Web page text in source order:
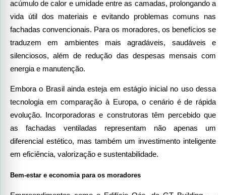
acúmulo de calor e umidade entre as camadas, prolongando a
vida útil dos materiais e evitando problemas comuns nas
fachadas convencionais. Para os moradores, os benefícios se
traduzem em ambientes mais agradáveis, saudáveis e
silenciosos, além de redução das despesas mensais com
energia e manutenção.
Embora o Brasil ainda esteja em estágio inicial no uso dessa
tecnologia em comparação à Europa, o cenário é de rápida
evolução. Incorporadoras e construtoras têm percebido que
as fachadas ventiladas representam não apenas um
diferencial estético, mas também um investimento inteligente
em eficiência, valorização e sustentabilidade.
Bem-estar e economia para os moradores